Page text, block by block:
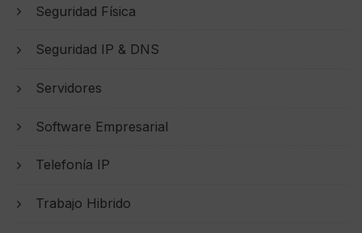
Seguridad Física
Seguridad IP & DNS
Servidores
Software Empresarial
Telefonía IP
Trabajo Hibrido